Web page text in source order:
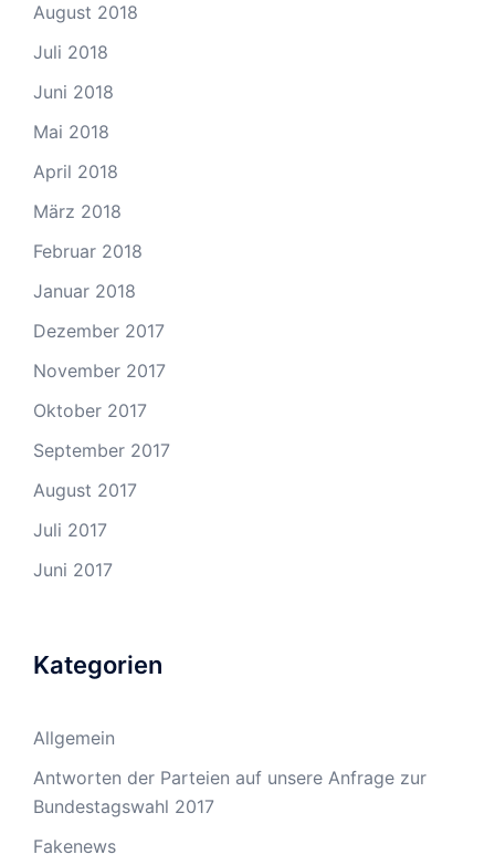
August 2018
Juli 2018
Juni 2018
Mai 2018
April 2018
März 2018
Februar 2018
Januar 2018
Dezember 2017
November 2017
Oktober 2017
September 2017
August 2017
Juli 2017
Juni 2017
Kategorien
Allgemein
Antworten der Parteien auf unsere Anfrage zur
Bundestagswahl 2017
Fakenews